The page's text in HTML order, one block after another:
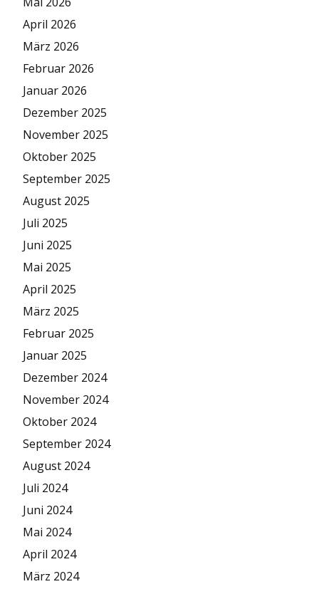
April 2026
März 2026
Februar 2026
Januar 2026
Dezember 2025
November 2025
Oktober 2025
September 2025
August 2025
Juli 2025
Juni 2025
Mai 2025
April 2025
März 2025
Februar 2025
Januar 2025
Dezember 2024
November 2024
Oktober 2024
September 2024
August 2024
Juli 2024
Juni 2024
Mai 2024
April 2024
März 2024